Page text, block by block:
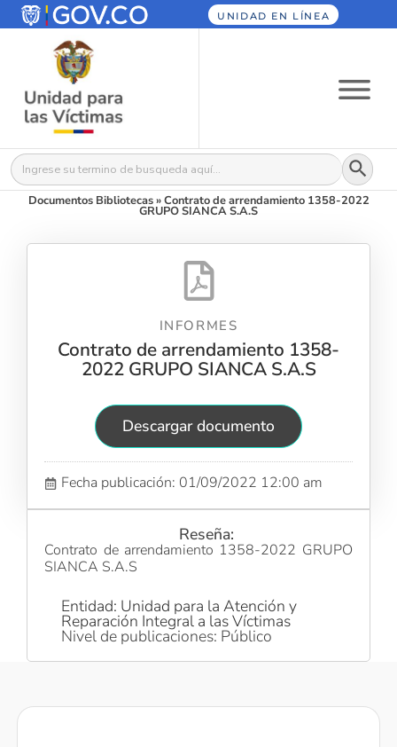
UNIDAD EN LÍNEA
Buscar: Botón
Documentos Bibliotecas»Contrato de arrendamiento 1358-2022
GRUPO SIANCA S.A.S
INFORMES
Contrato de arrendamiento 1358-
2022 GRUPO SIANCA S.A.S
Descargar documento
Fecha publicación: 01/09/2022 12:00 am
Reseña:
Contrato de arrendamiento 1358-2022 GRUPO
SIANCA S.A.S
Entidad: Unidad para la Atención y
Reparación Integral a las Víctimas
Nivel de publicaciones: Público